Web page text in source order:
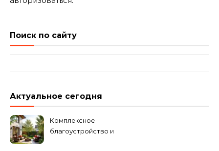
Поиск по сайту
Актуальное сегодня
Комплексное
благоустройство и